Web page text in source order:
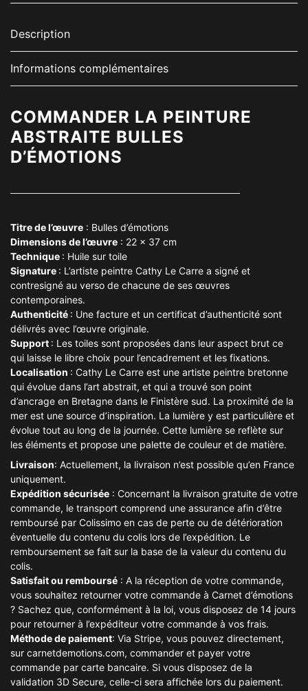
Description
Informations complémentaires
COMMANDER LA PEINTURE
ABSTRAITE BULLES
D’ÉMOTIONS
Titre de l’œuvre : Bulles d’émotions
Dimensions de l’œuvre : 22 x 37 cm
Technique : Huile sur toile
Signature : L’artiste peintre Cathy Le Carre a signé et
contresigné au verso de chacune de ses œuvres
contemporaines.
Authenticité : Une facture et un certificat d’authenticité sont
délivrés avec l’œuvre originale.
Support : Les toiles sont proposées dans leur aspect brut ce
qui laisse le libre choix pour l’encadrement et les fixations.
Localisation : Cathy Le Carre est une artiste peintre bretonne
qui évolue dans l’art abstrait, et qui a trouvé son point
d’ancrage en Bretagne dans le Finistère sud. La proximité de la
mer est une source d’inspiration. La lumière y est particulière et
évolue tout au long de la journée. Cette lumière se reflète sur
les éléments et propose une palette de couleur et de matière.
Livraison: Actuellement, la livraison n’est possible qu’en France
uniquement.
Expédition sécurisée : Concernant la livraison gratuite de votre
commande, le transport comprend une assurance afin d’être
remboursé par Colissimo en cas de perte ou de détérioration
éventuelle du contenu du colis lors de l’expédition. Le
remboursement se fait sur la base de la valeur du contenu du
colis.
Satisfait ou remboursé : A la réception de votre commande,
vous souhaitez retourner votre commande à Carnet d’émotions
? Sachez que, conformément à la loi, vous disposez de 14 jours
pour retourner à l’expéditeur votre commande à vos frais.
Méthode de paiement: Via Stripe, vous pouvez directement,
sur carnetdemotions.com, commander et payer votre
commande par carte bancaire. Si vous disposez de la
validation 3D Secure, celle-ci sera affichée lors du paiement.